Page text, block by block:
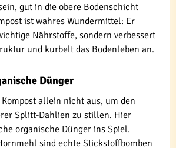
gut in die obere Bodenschicht
ist wahres Wundermittel: Er
Nährstoffe, sondern verbessert
und kurbelt das Bodenleben an.
Dünger
allein nicht aus, um den
Splitt-Dahlien zu stillen. Hier
organische Dünger ins Spiel.
sind echte Stickstoffbomben